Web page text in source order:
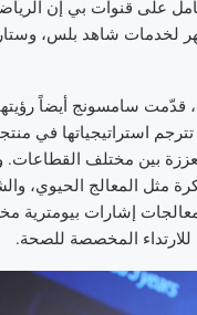
على قنوات بي إن
لخدمات شاهد بلس،
قدّمت سامسونج أيضاً
استراتيجياتها في
بين مختلف
مثل المعالج الحيوي،
معالجات إشارات بيومترية
للارتداء المخصصة للصحة.